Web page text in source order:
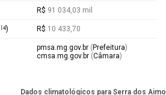
R$ 91 034,03 mil
4]) R$ 10 433,70
pmsa.mg.gov.br ( Prefeitura)
cmsa.mg.gov.br (Câmara)
Dados climatológicos para Serra dos